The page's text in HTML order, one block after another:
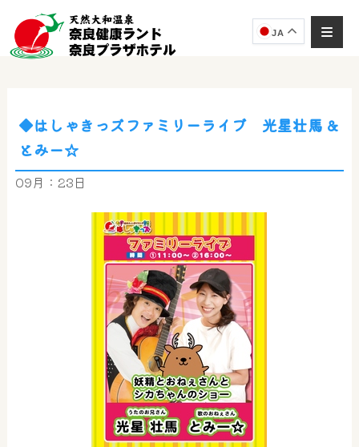
JA
◆はしゃきっズファミリーライブ 光星壮馬 &
とみー☆
09月：23日
ご質問をお伺いします。